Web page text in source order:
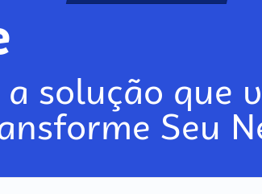
solução que
Seu